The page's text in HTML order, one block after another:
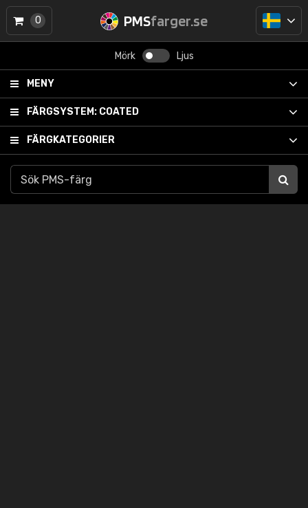
PMSfarger.se
Mörk Ljus
MENY
FÄRGSYSTEM: COATED
FÄRGKATEGORIER
0